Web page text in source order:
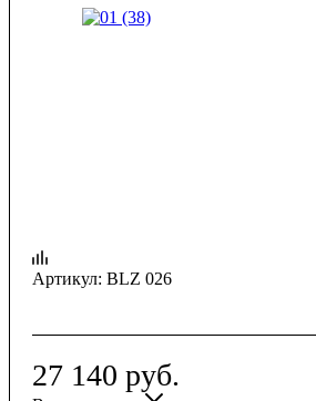
Артикул: BLZ 026
27 140 руб.